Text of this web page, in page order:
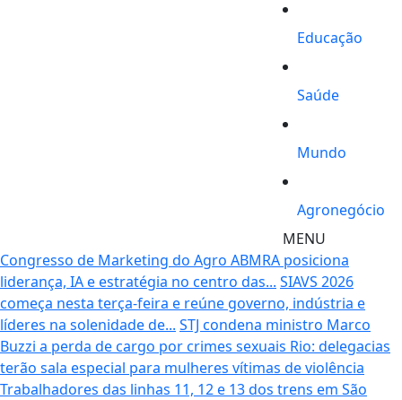
Educação
Saúde
Mundo
Agronegócio
MENU
Congresso de Marketing do Agro ABMRA posiciona
liderança, IA e estratégia no centro das... SIAVS 2026
começa nesta terça-feira e reúne governo, indústria e
líderes na solenidade de... STJ condena ministro Marco
Buzzi a perda de cargo por crimes sexuais Rio: delegacias
terão sala especial para mulheres vítimas de violência
Trabalhadores das linhas 11, 12 e 13 dos trens em São